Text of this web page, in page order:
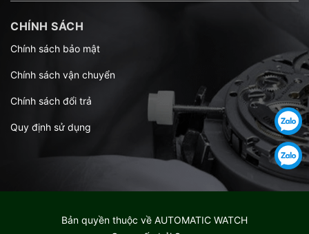
CHÍNH SÁCH
Chính sách bảo mật
Chính sách vận chuyển
Chính sách đổi trả
Quy định sử dụng
Bản quyền thuộc về AUTOMATIC WATCH